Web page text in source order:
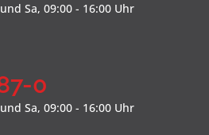
Sa, 09:00 - 16:00 Uhr
0
Sa, 09:00 - 16:00 Uhr